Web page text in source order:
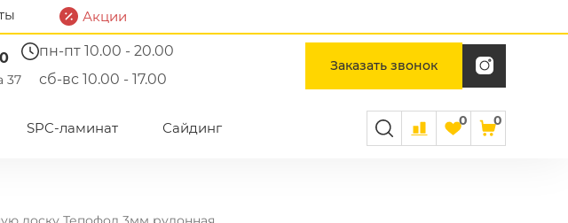
Акции
37
пн-пт 10.00 - 20.00
сб-вс 10.00 - 17.00
Заказать звонок
SPC-ламинат Сайдинг 0 0